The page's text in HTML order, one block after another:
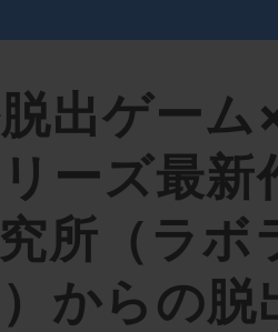
出ゲー
ーズ最新
所（ラボ
からの脱